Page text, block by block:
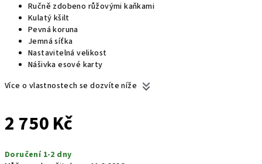
Ručně zdobeno růžovými kaňkami
Kulatý kšilt
Pevná koruna
Jemná síťka
Nastavitelná velikost
Nášivka esové karty
Více o vlastnostech se dozvíte níže
2 750 Kč
cena:
Doručení 1-2 dny